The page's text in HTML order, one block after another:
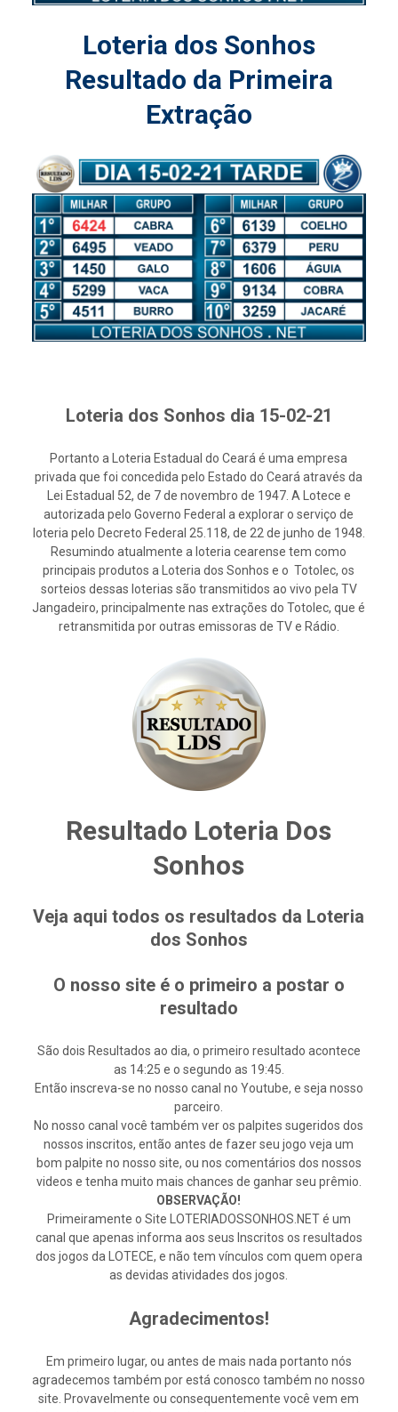
Loteria dos Sonhos
Resultado da Primeira
Extração
Loteria dos Sonhos dia 15-02-21
Portanto a Loteria Estadual do Ceará é uma empresa
privada que foi concedida pelo Estado do Ceará através da
Lei Estadual 52, de 7 de novembro de 1947. A Lotece e
autorizada pelo Governo Federal a explorar o serviço de
loteria pelo Decreto Federal 25.118, de 22 de junho de 1948.
Resumindo atualmente a loteria cearense tem como
principais produtos a Loteria dos Sonhos e o Totolec, os
sorteios dessas loterias são transmitidos ao vivo pela TV
Jangadeiro, principalmente nas extrações do Totolec, que é
retransmitida por outras emissoras de TV e Rádio.
Resultado Loteria Dos
Sonhos
Veja aqui todos os resultados da Loteria
dos Sonhos
O nosso site é o primeiro a postar o
resultado
São dois Resultados ao dia, o primeiro resultado acontece
as 14:25 e o segundo as 19:45.
Então inscreva-se no nosso canal no Youtube, e seja nosso
parceiro.
No nosso canal você também ver os palpites sugeridos dos
nossos inscritos, então antes de fazer seu jogo veja um
bom palpite no nosso site, ou nos comentários dos nossos
videos e tenha muito mais chances de ganhar seu prêmio.
OBSERVAÇÃO!
Primeiramente o Site LOTERIADOSSONHOS.NET é um
canal que apenas informa aos seus Inscritos os resultados
dos jogos da LOTECE, e não tem vínculos com quem opera
as devidas atividades dos jogos.
Agradecimentos!
Em primeiro lugar, ou antes de mais nada portanto nós
agradecemos também por está conosco também no nosso
site. Provavelmente ou consequentemente você vem em